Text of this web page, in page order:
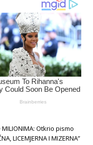
MILIONIMA: Otkrio pismo
LICEMJERNA I MIZERNA”